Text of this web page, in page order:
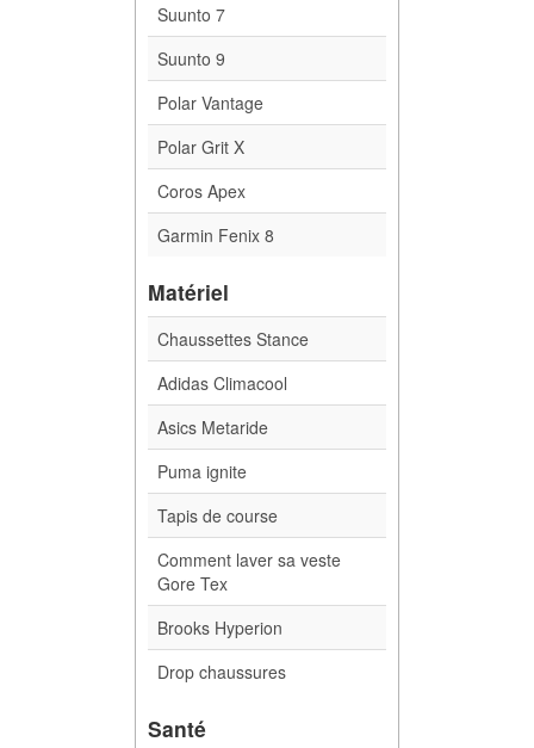
Suunto 7
Suunto 9
Polar Vantage
Polar Grit X
Coros Apex
Garmin Fenix 8
Matériel
Chaussettes Stance
Adidas Climacool
Asics Metaride
Puma ignite
Tapis de course
Comment laver sa veste
Gore Tex
Brooks Hyperion
Drop chaussures
Santé